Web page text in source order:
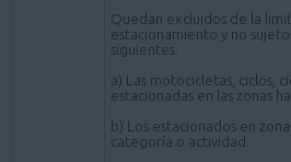
Quedan excluidos de la
estacionamiento y no
siguientes:
a) Las motocicletas, ciclos,
estacionadas en las zonas
b) Los estacionados en
categoría o actividad.